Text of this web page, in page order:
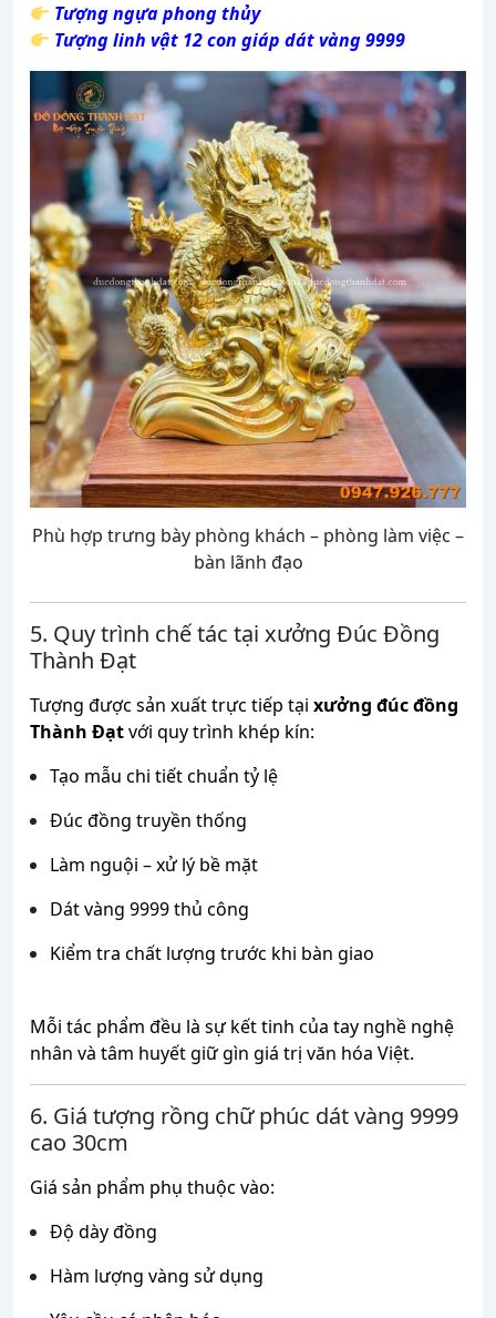
Tượng ngựa phong thủy
Tượng linh vật 12 con giáp dát vàng 9999
Phù hợp trưng bày phòng khách – phòng làm việc –
bàn lãnh đạo
5. Quy trình chế tác tại xưởng Đúc Đồng
Thành Đạt
Tượng được sản xuất trực tiếp tại xưởng đúc đồng
Thành Đạtvới quy trình khép kín:
Tạo mẫu chi tiết chuẩn tỷ lệ
Đúc đồng truyền thống
Làm nguội – xử lý bề mặt
Dát vàng 9999 thủ công
Kiểm tra chất lượng trước khi bàn giao
Mỗi tác phẩm đều là sự kết tinh của tay nghề nghệ
nhân và tâm huyết giữ gìn giá trị văn hóa Việt.
6. Giá tượng rồng chữ phúc dát vàng 9999
cao 30cm
Giá sản phẩm phụ thuộc vào:
Độ dày đồng
Hàm lượng vàng sử dụng